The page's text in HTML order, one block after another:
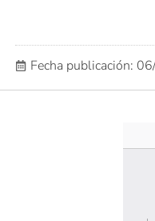
Fecha publicación: